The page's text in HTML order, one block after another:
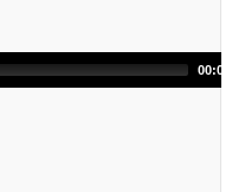
00:00